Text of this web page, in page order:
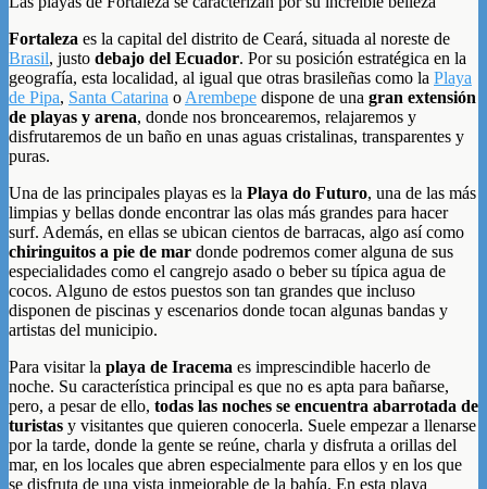
Fortaleza es la capital del distrito de Ceará, situada al noreste de
Brasil, justo debajo del Ecuador. Por su posición estratégica en la
geografía, esta localidad, al igual que otras brasileñas como la Playa
de Pipa, Santa Catarina o Arembepe dispone de una gran extensión
de playas y arena, donde nos broncearemos, relajaremos y
disfrutaremos de un baño en unas aguas cristalinas, transparentes y
puras.
Una de las principales playas es la Playa do Futuro, una de las más
limpias y bellas donde encontrar las olas más grandes para hacer
surf. Además, en ellas se ubican cientos de barracas, algo así como
chiringuitos a pie de mar donde podremos comer alguna de sus
especialidades como el cangrejo asado o beber su típica agua de
cocos. Alguno de estos puestos son tan grandes que incluso
disponen de piscinas y escenarios donde tocan algunas bandas y
artistas del municipio.
Para visitar la playa de Iracema es imprescindible hacerlo de
noche. Su característica principal es que no es apta para bañarse,
pero, a pesar de ello, todas las noches se encuentra abarrotada de
turistas y visitantes que quieren conocerla. Suele empezar a llenarse
por la tarde, donde la gente se reúne, charla y disfruta a orillas del
mar, en los locales que abren especialmente para ellos y en los que
se disfruta de una vista inmejorable de la bahía. En esta playa